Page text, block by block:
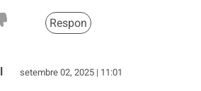
Respon
setembre 02, 2025 | 11:01